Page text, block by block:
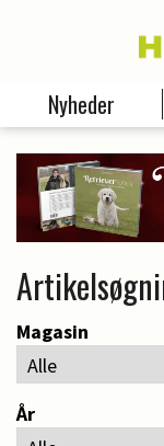
Nyheder
Magasin
År